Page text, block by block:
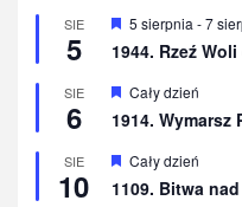
SIE
5
Wyróżnione
5 sierpnia -7
1944. Rzeź
SIE
6
Wyróżnione
Cały dzień
1914.
SIE
10
Wyróżnione
Cały dzień
1109. Bitwa